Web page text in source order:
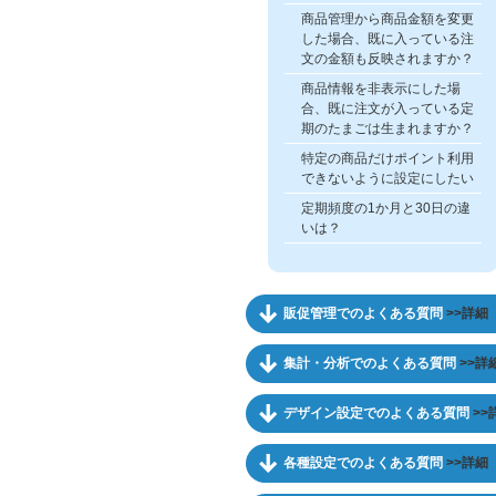
商品管理から商品金額を変更
した場合、既に入っている注
文の金額も反映されますか？
商品情報を非表示にした場
合、既に注文が入っている定
期のたまごは生まれますか？
特定の商品だけポイント利用
できないように設定にしたい
定期頻度の1か月と30日の違
いは？
販促管理でのよくある質問 >>詳細
集計・分析でのよくある質問 >>詳
デザイン設定でのよくある質問 >>
各種設定でのよくある質問 >>詳細